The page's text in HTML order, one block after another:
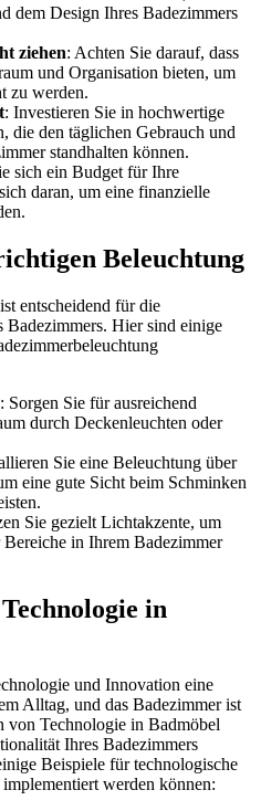
dem Design Ihres Badezimmers
ziehen: Achten Sie darauf, dass
und Organisation bieten, um
zu werden.
: Investieren Sie in hochwertige
die den täglichen Gebrauch und
standhalten können.
sich ein Budget für Ihre
daran, um eine finanzielle
Beleuchtung
ist entscheidend für die
Hier sind einige
: Sorgen Sie für ausreichend
durch Deckenleuchten oder
Sie eine Beleuchtung über
eine gute Sicht beim Schminken
Sie gezielt Lichtakzente, um
in Ihrem Badezimmer
in
und Innovation eine
Alltag, und das Badezimmer ist
von Technologie in Badmöbel
Ihres Badezimmers
Beispiele für technologische
werden können: